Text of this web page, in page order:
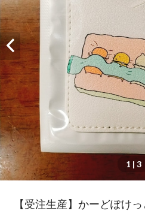
1 | 3
【受注生産】かーどぽけっ